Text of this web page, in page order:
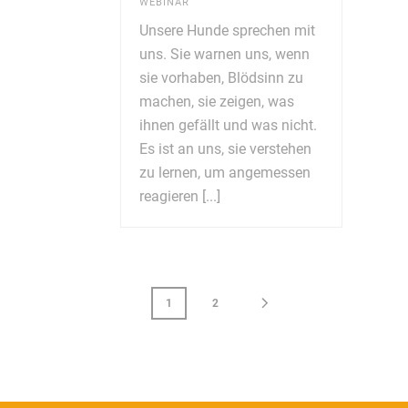
WEBINAR
Unsere Hunde sprechen mit
uns. Sie warnen uns, wenn
sie vorhaben, Blödsinn zu
machen, sie zeigen, was
ihnen gefällt und was nicht.
Es ist an uns, sie verstehen
zu lernen, um angemessen
reagieren [...]
1 2